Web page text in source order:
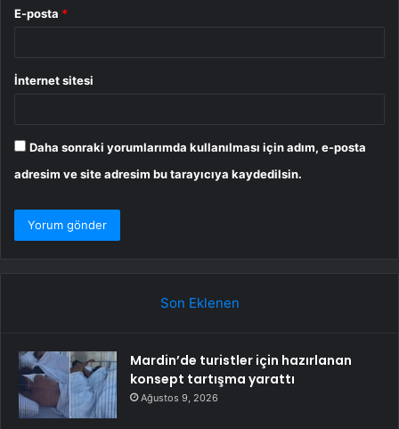
E-posta *
İnternet sitesi
Daha sonraki yorumlarımda kullanılması için adım, e-posta
adresim ve site adresim bu tarayıcıya kaydedilsin.
Son Eklenen
Mardin’de turistler için hazırlanan
konsept tartışma yarattı
Ağustos 9, 2026